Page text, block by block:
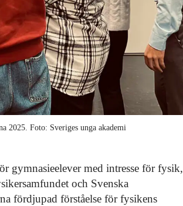
2025. Foto: Sveriges unga akademi
gymnasieelever med intresse för fysik,
och Svenska
fördjupad förståelse för fysikens